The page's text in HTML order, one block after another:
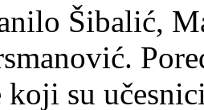
Šibalić,
koji su